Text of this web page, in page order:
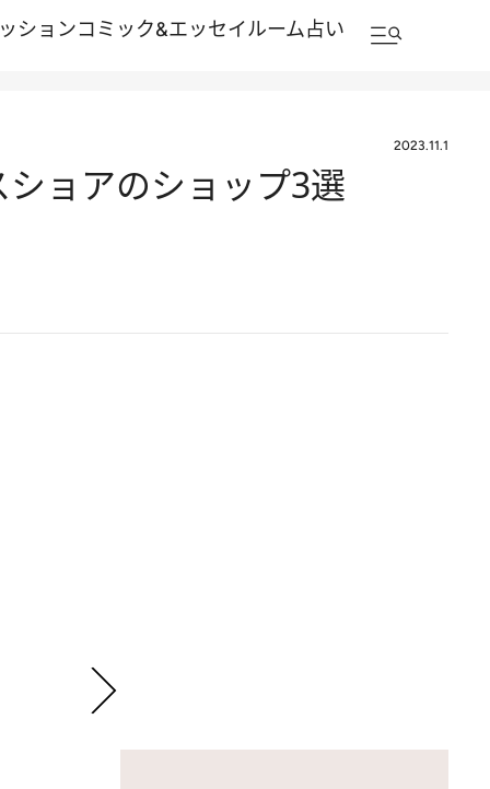
ションコミック&エッセイルーム占い
2023.11.1
ョアのショップ3選